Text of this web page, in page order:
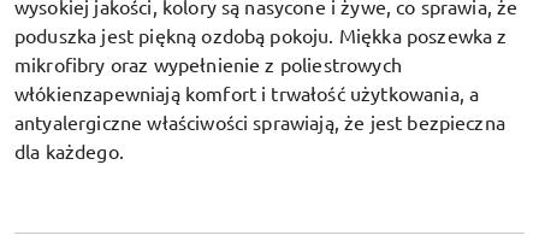
wysokiej jakości, kolory są nasycone i żywe, co sprawia, że
poduszka jest piękną ozdobą pokoju. Miękka poszewka z
mikrofibry oraz wypełnienie z poliestrowych
włókienzapewniają komfort i trwałość użytkowania, a
antyalergiczne właściwości sprawiają, że jest bezpieczna
dla każdego.